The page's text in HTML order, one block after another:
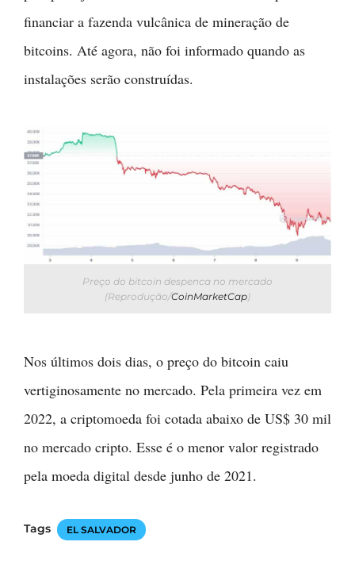
financiar a fazenda vulcânica de mineração de
bitcoins. Até agora, não foi informado quando as
instalações serão construídas.
Preço do bitcoin despenca no mercado
(Reprodução/CoinMarketCap)
Nos últimos dois dias, o preço do bitcoin caiu
vertiginosamente no mercado. Pela primeira vez em
2022, a criptomoeda foi cotada abaixo de US$ 30 mil
no mercado cripto. Esse é o menor valor registrado
pela moeda digital desde junho de 2021.
Tags EL SALVADOR